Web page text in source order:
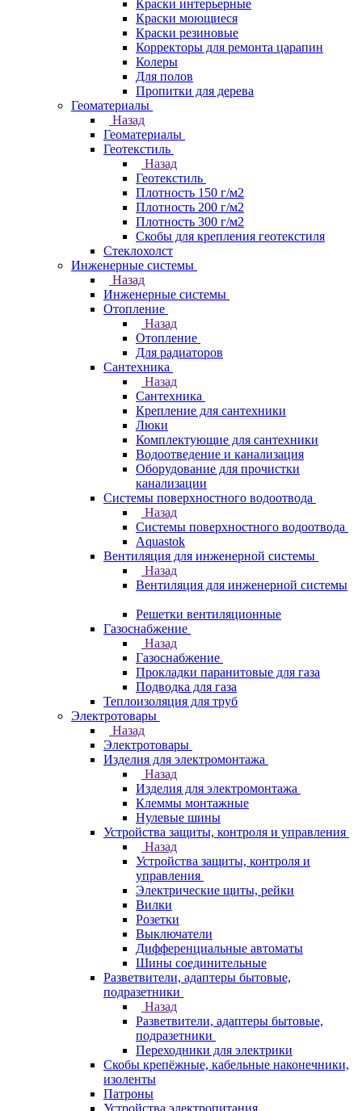
Краски интерьерные
Краски моющиеся
Краски резиновые
Корректоры для ремонта царапин
Колеры
Для полов
Пропитки для дерева
Геоматериалы
Назад
Геоматериалы
Геотекстиль
Назад
Геотекстиль
Плотность 150 г/м2
Плотность 200 г/м2
Плотность 300 г/м2
Скобы для крепления геотекстиля
Стеклохолст
Инженерные системы
Назад
Инженерные системы
Отопление
Назад
Отопление
Для радиаторов
Сантехника
Назад
Сантехника
Крепление для сантехники
Люки
Комплектующие для сантехники
Водоотведение и канализация
Оборудование для прочистки
канализации
Системы поверхностного водоотвода
Назад
Системы поверхностного водоотвода
Aquastok
Вентиляция для инженерной системы
Назад
Вентиляция для инженерной системы
Решетки вентиляционные
Газоснабжение
Назад
Газоснабжение
Прокладки паранитовые для газа
Подводка для газа
Теплоизоляция для труб
Электротовары
Назад
Электротовары
Изделия для электромонтажа
Назад
Изделия для электромонтажа
Клеммы монтажные
Нулевые шины
Устройства защиты, контроля и управления
Назад
Устройства защиты, контроля и
управления
Электрические щиты, рейки
Вилки
Розетки
Выключатели
Дифференциальные автоматы
Шины соединительные
Разветвители, адаптеры бытовые,
подразетники
Назад
Разветвители, адаптеры бытовые,
подразетники
Переходники для электрики
Скобы крепёжные, кабельные наконечники,
изоленты
Патроны
Устройства электропитания